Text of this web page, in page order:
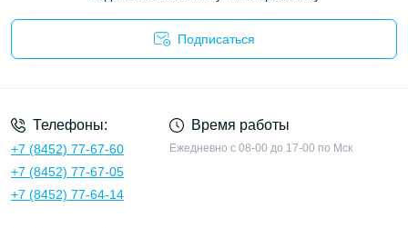
Подписаться
Телефоны:
+7 (8452) 77-67-60
+7 (8452) 77-67-05
+7 (8452) 77-64-14
Время работы
Ежедневно с 08-00 до 17-00 по Мск